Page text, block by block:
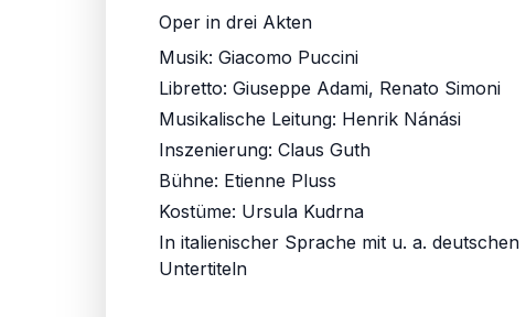
Oper in drei Akten
Musik: Giacomo Puccini
Libretto: Giuseppe Adami, Renato Simoni
Musikalische Leitung: Henrik Nánási
Inszenierung: Claus Guth
Bühne: Etienne Pluss
Kostüme: Ursula Kudrna
In italienischer Sprache mit u. a. deutschen
Untertiteln